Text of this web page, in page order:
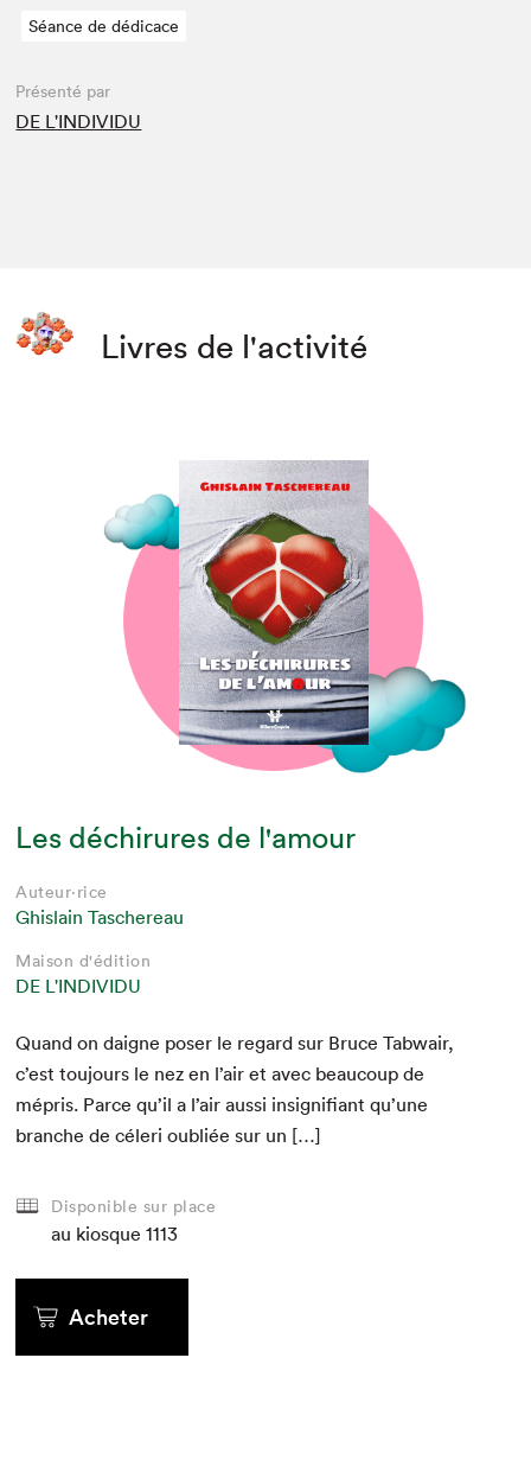
Séance de dédicace
Présenté par
DE L'INDIVIDU
Livres de l'activité
Les déchirures de l'amour
Auteur·rice
Ghislain Taschereau
Maison d'édition
DE L'INDIVIDU
Quand on daigne pos­er le regard sur Bruce Tab­wair,
c’est tou­jours le nez en l’air et avec beau­coup de
mépris. Parce qu’il a l’air aus­si insignifi­ant qu’une
branche de céleri oubliée sur un […]
Disponible sur place
au kiosque 1113
Acheter